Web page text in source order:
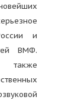
и
ВМФ.